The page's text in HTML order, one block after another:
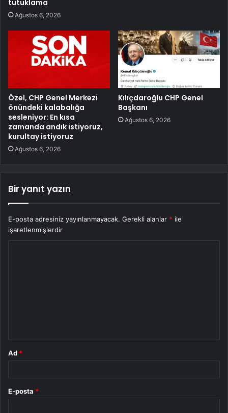
tutuklama
Ağustos 6, 2026
Özel, CHP Genel Merkezi
önündeki kalabalığa
sesleniyor: En kısa
zamanda andık istiyoruz,
kurultay istiyoruz
Ağustos 6, 2026
Kılıçdaroğlu CHP Genel
Başkanı
Ağustos 6, 2026
Bir yanıt yazın
E-posta adresiniz yayınlanmayacak. Gerekli alanlar * ile
işaretlenmişlerdir
Ad *
E-posta *